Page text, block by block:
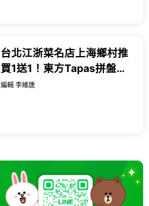
台北江浙菜名店上海鄉村推
買1送1！東方Tapas拼盤配
傳承43年經典烤方極致消
編輯 李維唐